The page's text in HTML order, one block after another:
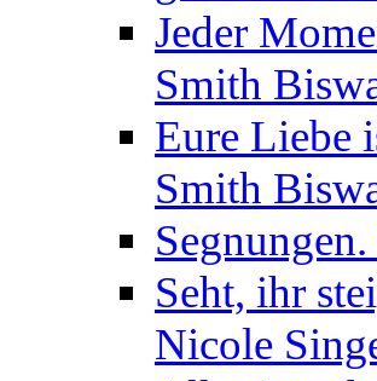
Jeder
Smith
Eure Liebe
Smith
Seht, ihr
Nicole